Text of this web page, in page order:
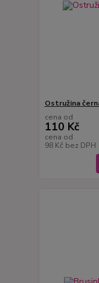
Ostružina
cena od
110 Kč
cena od
98 Kč bez DPH